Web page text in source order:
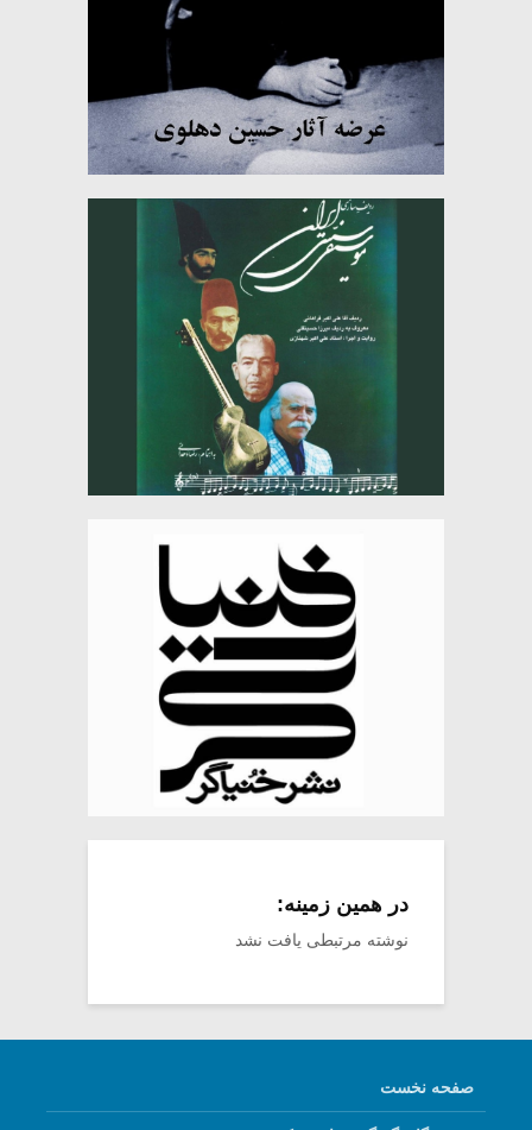
در همین زمینه:
نوشته مرتبطی یافت نشد
صفحه نخست